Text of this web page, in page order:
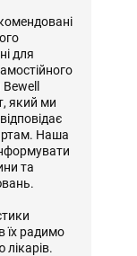
для
Bewell
який ми
Наша
та
їх радимо
лікарів.